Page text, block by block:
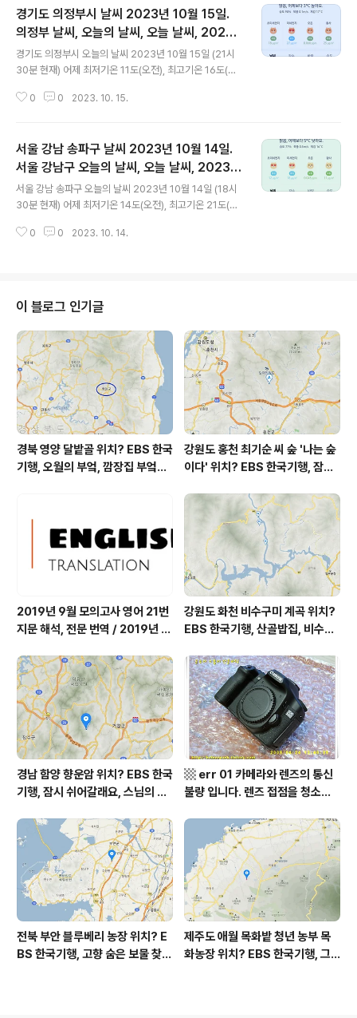
경기도 의정부시 날씨 2023년 10월 15일.
의정부 날씨, 오늘의 날씨, 오늘 날씨, 2023 1
015, 초미세먼지, 미세먼지, 황사, 자외선
경기도 의정부시 오늘의 날씨 2023년 10월 15일 (21시
30분 현재) 어제 최저기온 11도(오전), 최고기온 16도(낮)
도 낮은 최저기온, 어제보다 4도 높은 최고기온입니다 아
온입니다 * 눈비 올 확률은 위 이미지에서 시간별 기상 상
태 참조 대기상황 공기질은 어제 초미세먼지 보통 = 16
㎍/m³ 미세먼지는 좋음 = 17 ㎍/m³ 황사는 보통 = 11
㎍/m³ 자외선 (오후) = 보통 오늘 초미세먼지 보통 = 18
㎍/m³ 미세먼지는 좋음 = 27 ㎍/m³ 황사는 보통 = 25
㎍/m³ 자외선 (오후) = 보통 대..
0 0 2023. 10. 15.
서울 강남 송파구 날씨 2023년 10월 14일.
서울 강남구 오늘의 날씨, 오늘 날씨, 2023 1
014, 초미세먼지, 미세먼지, 황사, 자외선
서울 강남 송파구 오늘의 날씨 2023년 10월 14일 (18시
30분 현재) 어제 최저기온 14도(오전), 최고기온 21도(낮)
같은 최저기온, 어제보다 3도 낮은 최고기온입니다 아침에
조 대기상황 공기질은 어제 초미세먼지 보통 = 28 ㎍/m³
미세먼지는 보통 = 49 ㎍/m³ 황사는 보통 = 41 ㎍/m³
자외선 (오후) = 보통 오늘 초미세먼지 좋음 = 12 ㎍/m³
미세먼지는 좋음 = 18 ㎍/m³ 황사는 보통 = 11 ㎍/m³
자외선 (오후) = 보통 대..
0 0 2023. 10. 14.
이 블로그 인기글
경북 영양 달밭골 위치? EBS 한국
기행, 오월의 부엌, 깜장집 부엌은
한 곳, 영양읍 상원리. KBS 인간극
장 임분노미 할머니
강원도 홍천 최기순 씨 숲 '나는 숲
이다' 위치? EBS 한국기행, 잠시
군 최기순 씨 캠핑장 펜션 어디? /
강원도 홍천군 가볼 만한 곳, (구)
까르돈, kbs 인간극장
2019년 9월 모의고사 영어 21번
지문 해석, 전문 번역 / 2019년 9
역, 평가원 2019년 고3 9월 영어
영역 외국어영역 전문 해석, Engli
sh to Korean translation
강원도 화천 비수구미 계곡 위치?
EBS 한국기행, 산골밥집, 비수구
부 화천군 비수구미 낙타민박 어
디? / 강원도 화천군 가볼 만한 곳
비수구미 마을, 파로호
경남 함양 향운암 위치? EBS 한국
기행, 잠시 쉬어갈래요, 스님의 어
상남도 함양군 가볼 만한 곳, 용추
계곡 향운암 명천스님, 덕유산 황
석산 거망산 기백산
▩ err 01 카메라와 렌즈의 통신
불량 입니다. 렌즈 접점을 청소하
전북 부안 블루베리 농장 위치? E
BS 한국기행, 고향 숨은 보물 찾
제주도 애월 목화밭 청년 농부 목
화농장 위치? EBS 한국기행, 그